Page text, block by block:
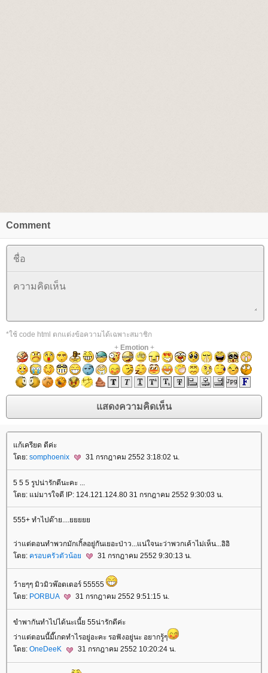
Comment
*ใช้ code html ตกแต่งข้อความได้เฉพาะสมาชิก
+ Emotion+
ก้เครียด ดีค่ะ
ดย: somphoenix 31 กรกฎาคม 2552 3:18:02 น.
5 5 5 รูปน่ารักดีนะคะ ...
ดย: แม่มารใจดี IP: 124.121.124.80 31 กรกฎาคม 2552 9:30:03 น.
555+ ทำไปด๊าย....
ว่าแต่ตอนทำพวกมักเกิ้ลอยู่กันเยอะป่าว...แน่ใจนะว่าพวกเค้าไม่เห็น...อิอิ
ดย: ครอบครัวตัวน้อ 31 กรกฎาคม 2552 9:30:13 น.
ว้ายๆๆ มิวมิวพ๊อตเตอร์ 55555
ดย: PORBUA 31 กรกฎาคม 2552 9:51:15 น.
ขำพากันทำไปได้นะเนี้ย 55น่ารักดีค่ะ
ว่าแต่ตอนนี้มี๊เกดทำไรอยู่อะคะ รอฟังอยู่นะ อยากรู้ๆ
ดย: OneDeeK 31 กรกฎาคม 2552 10:20:24 น.